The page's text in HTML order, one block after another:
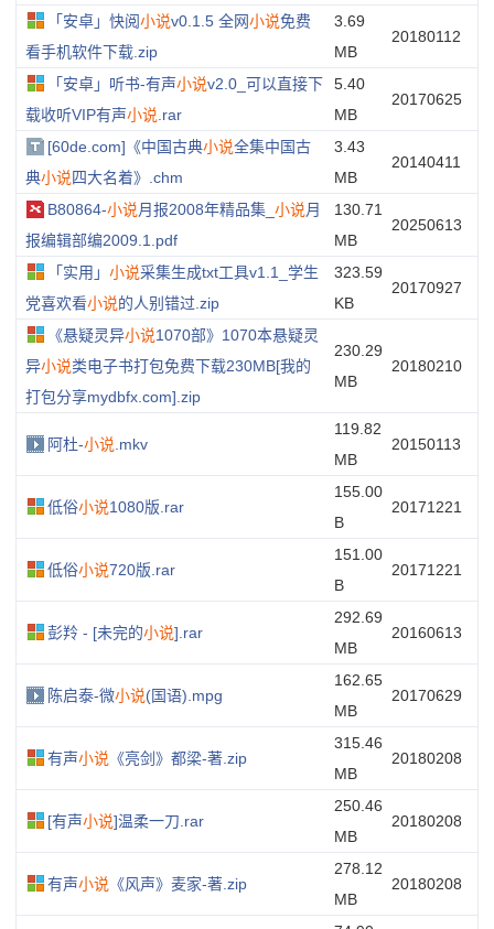
「安卓」快阅小说v0.1.5 全网小说免费
看手机软件下载.zip
3.69
MB
20180112
「安卓」听书-有声小说v2.0_可以直接下
载收听VIP有声小说 .rar
5.40
MB
20170625
[60de.com]《中国古典小说全集中国古
典小说四大名着》.chm
3.43
MB
20140411
B80864-小说月报2008年精品集_ 小说月
报编辑部编2009.1.pdf
130.71
MB
20250613
「实用」 小说采集生成txt工具v1.1_学生
党喜欢看小说的人别错过.zip
323.59
KB
20170927
《悬疑灵异小说1070部》1070本悬疑灵
异小说类电子书打包免费下载230MB[我的
打包分享mydbfx.com].zip
230.29
MB
20180210
阿杜-小说 .mkv
119.82
MB
20150113
低俗小说1080版.rar
155.00
B
20171221
低俗小说720版.rar
151.00
B
20171221
彭羚 - [未完的小说].rar
292.69
MB
20160613
陈启泰-微小说(国语).mpg
162.65
MB
20170629
有声小说 《亮剑》都梁-著.zip
315.46
MB
20180208
[有声小说]温柔一刀.rar
250.46
MB
20180208
有声小说 《风声》麦家-著.zip
278.12
MB
20180208